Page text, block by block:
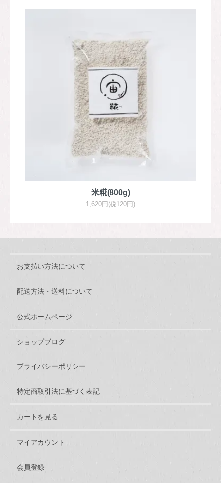
米糀(800g)
1,620円(税120円)
お支払い方法について
配送方法・送料について
公式ホームページ
ショップブログ
プライバシーポリシー
特定商取引法に基づく表記
カートを見る
マイアカウント
会員登録